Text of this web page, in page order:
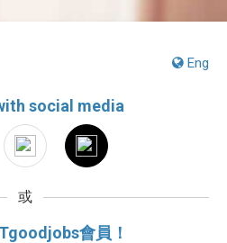
Eng
social media
或
會員！